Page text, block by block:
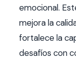
emocional.
mejora la
fortalece la
desafíos con